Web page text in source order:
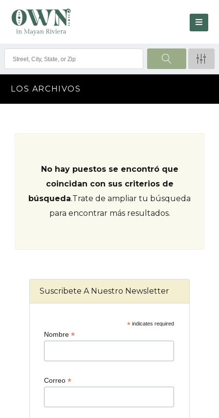
LOS ARCHIVOS
No hay puestos se encontró que
coincidan con sus criterios de
búsqueda.Trate de ampliar tu búsqueda
para encontrar más resultados.
Suscribete A Nuestro Newsletter
*indicates required
Nombre *
Correo *